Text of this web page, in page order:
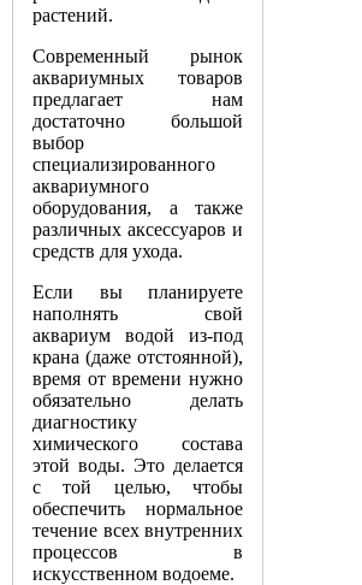
растений.
Современный рынок
аквариумных товаров
предлагает нам
достаточно большой
выбор
специализированного
аквариумного
оборудования, а также
различных аксессуаров и
средств для ухода.
Если вы планируете
наполнять свой
аквариум водой из-под
крана (даже отстоянной),
время от времени нужно
обязательно делать
диагностику
химического состава
этой воды. Это делается
с той целью, чтобы
обеспечить нормальное
течение всех внутренних
процессов в
искусственном водоеме.